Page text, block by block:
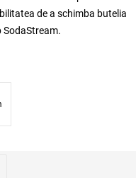
de a schimba butelia
SodaStream.